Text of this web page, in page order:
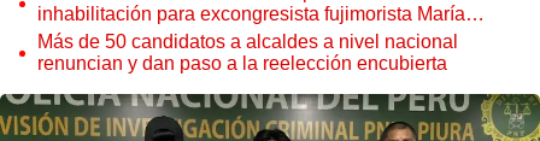
inhabilitación para excongresista fujimorista María
Cordero Jon Tay
Más de 50 candidatos a alcaldes a nivel nacional
renuncian y dan paso a la reelección encubierta